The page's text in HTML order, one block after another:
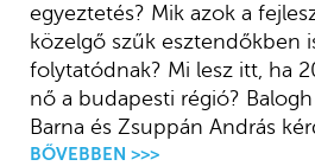
egyeztetés? Mik azok a
közelgő szűk esztendőkben
folytatódnak? Mi lesz itt, ha
nő a budapesti régió?
Barna és Zsuppán András
BŐVEBBEN >>>